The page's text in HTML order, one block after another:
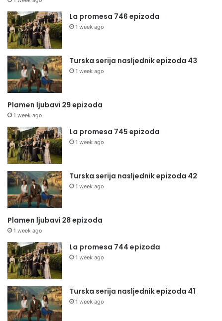
La promesa 746 epizoda
1 week ago
Turska serija nasljednik epizoda 43
1 week ago
Plamen ljubavi 29 epizoda
1 week ago
La promesa 745 epizoda
1 week ago
Turska serija nasljednik epizoda 42
1 week ago
Plamen ljubavi 28 epizoda
1 week ago
La promesa 744 epizoda
1 week ago
Turska serija nasljednik epizoda 41
1 week ago